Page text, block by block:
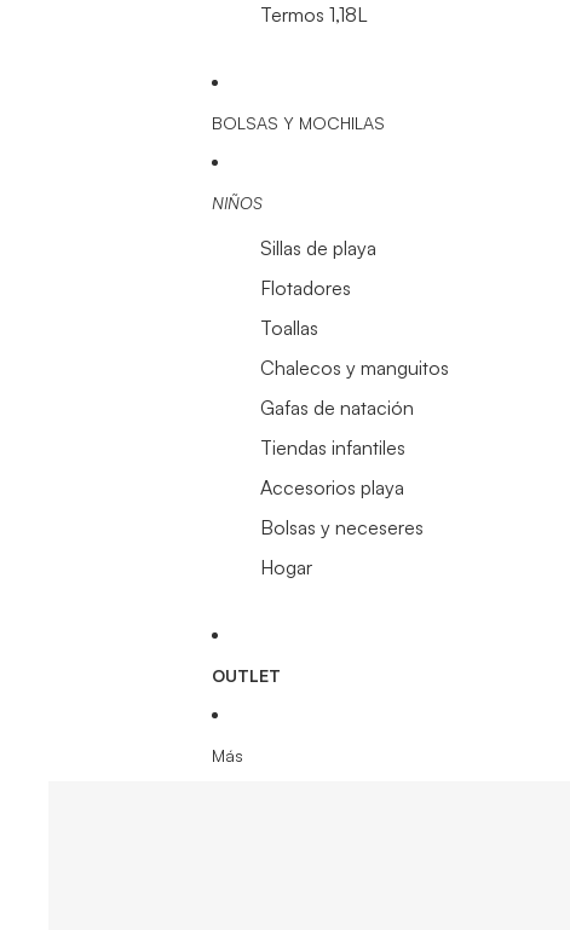
Termos 1,18L
BOLSAS Y MOCHILAS
NIÑOS
Sillas de playa
Flotadores
Toallas
Chalecos y manguitos
Gafas de natación
Tiendas infantiles
Accesorios playa
Bolsas y neceseres
Hogar
OUTLET
Más